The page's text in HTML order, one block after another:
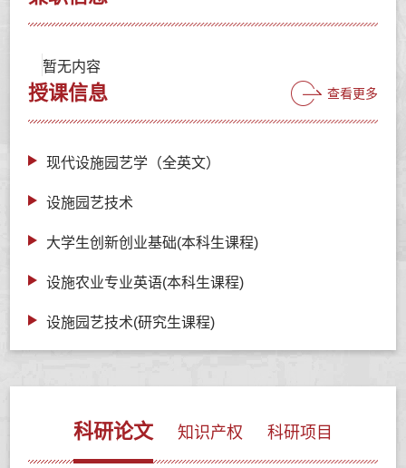
暂无内容
授课信息 查看更多
现代设施园艺学（全英文）
设施园艺技术
大学生创新创业基础(本科生课程)
设施农业专业英语(本科生课程)
设施园艺技术(研究生课程)
科研论文 知识产权 科研项目